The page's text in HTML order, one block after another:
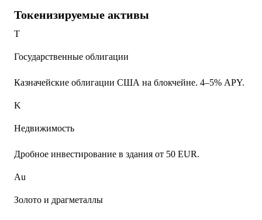
Токенизируемые активы
T
Государственные облигации
Казначейские облигации США на блокчейне. 4–5% APY.
K
Недвижимость
Дробное инвестирование в здания от 50 EUR.
Au
Золото и драгметаллы